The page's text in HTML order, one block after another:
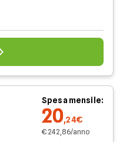
Spesa mensile:
20,24€
€ 242,86/anno